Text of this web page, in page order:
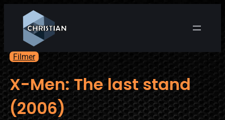
Filmer
X-Men: The last stand
(2006)